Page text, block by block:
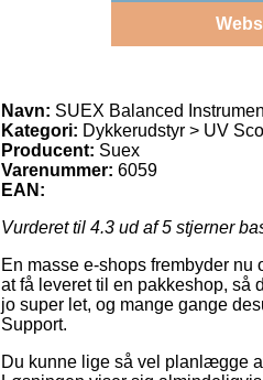
Navn: SUEX Balanced
Kategori: Dykkerudstyr > UV
Producent: Suex
Varenummer: 6059
EAN:
Vurderet til 4.3 ud af 5 stjerner
En masse e-shops frembyder
at få leveret til en pakkeshop, så
jo super let, og mange gange
Support.
Du kunne lige så vel planlægge